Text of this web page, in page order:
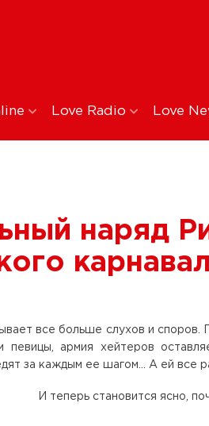
Love Radio Love
наряд
все больше слухов и споров.
певицы, армия хейтеров
за каждым ее шагом... А ей все
И теперь становится ясно,